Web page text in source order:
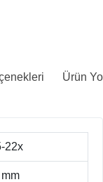
Ürün
22x